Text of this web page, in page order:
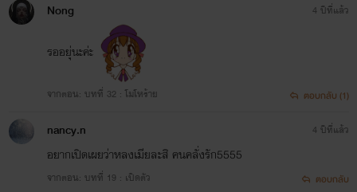
Nong
รออยุ่นะค่ะ
จากตอน: บทที่ 32 : โมโหร้าย
4 ปีที่แล้ว
ตอบกลับ (1)
nancy.n
อยากเปิดเผยว่าหลงเมียละสิ คนคลั่งรัก5555
จากตอน: บทที่ 19 : เปิดตัว
4 ปีที่แล้ว
ตอบกลับ